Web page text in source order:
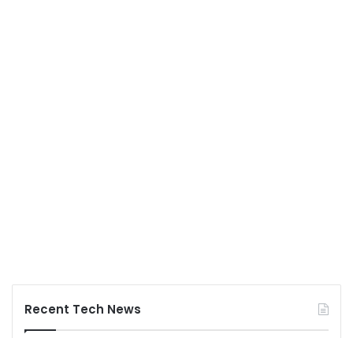
Recent Tech News